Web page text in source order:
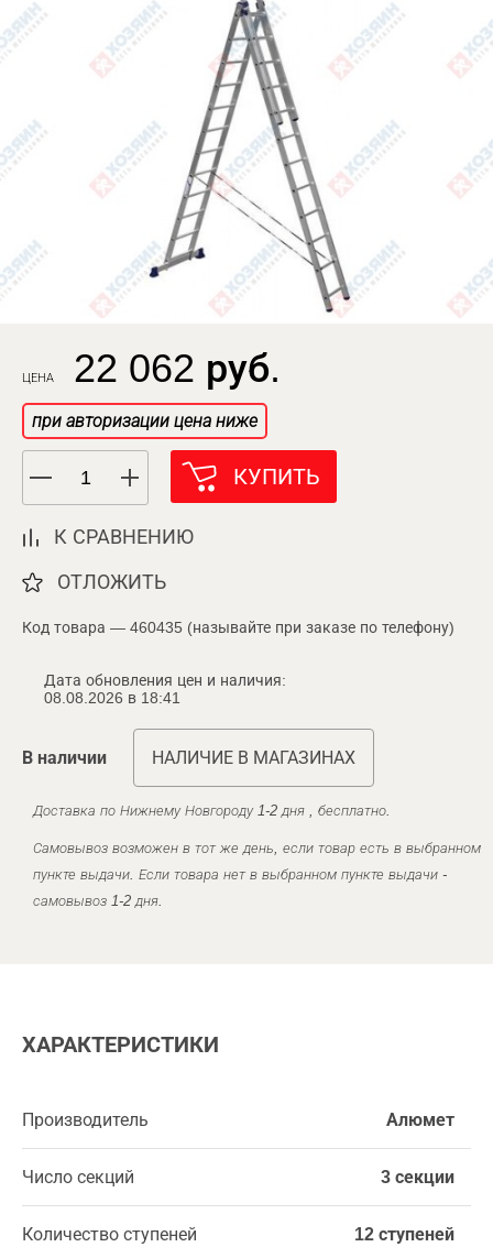
ЦЕНА 22 062 руб.
при авторизации цена ниже
КУПИТЬ
К СРАВНЕНИЮ
ОТЛОЖИТЬ
Код товара — 460435 (называйте при заказе по телефону)
Дата обновления цен и наличия:
08.08.2026 в 18:41
В наличии НАЛИЧИЕ В МАГАЗИНАХ
Доставка по Нижнему Новгороду 1-2 дня , бесплатно.
Самовывоз возможен в тот же день, если товар есть в выбранном
пункте выдачи. Если товара нет в выбранном пункте выдачи -
самовывоз 1-2 дня.
ХАРАКТЕРИСТИКИ
Производитель Алюмет
Число секций 3 секции
Количество ступеней 12 ступеней